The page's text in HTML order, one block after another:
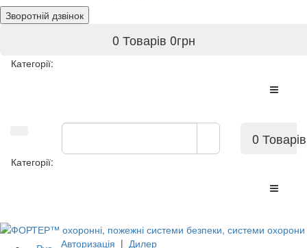
Зворотній дзвінок
0 Товарів 0грн
Категорії:
0 Товарів
Категорії:
Авторизація | Дилер